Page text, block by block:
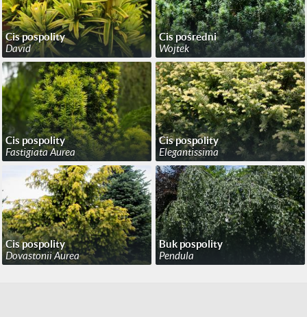
Cis pospolity
David
Cis pośredni
Wojtek
Cis pospolity
Fastigiata Aurea
Cis pospolity
Elegantissima
Cis pospolity
Dovastonii Aurea
Buk pospolity
Pendula